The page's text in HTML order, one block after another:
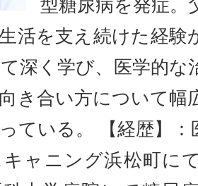
型糖尿病を発症。
活を支え続けた経験
深く学び、医学的な
き合い方について幅
ている。 【経歴】：
ャニング浜松町に